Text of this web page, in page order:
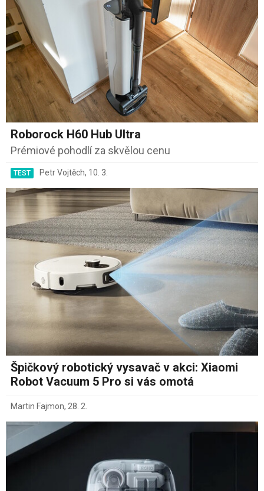
Roborock H60 Hub Ultra
Prémiové pohodlí za skvělou cenu
TEST Petr Vojtěch, 10. 3.
Špičkový robotický vysavač v akci: Xiaomi
Robot Vacuum 5 Pro si vás omotá
Martin Fajmon, 28. 2.